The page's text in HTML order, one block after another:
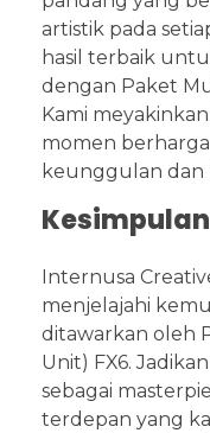
artistik pada
hasil terbaik
dengan Paket
Kami
momen
keunggulan dan
Internusa
menjelajahi
ditawarkan oleh
Unit) FX6.
sebagai
terdepan yang